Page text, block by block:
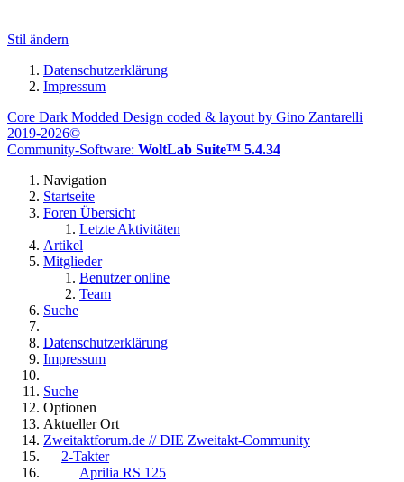
Stil ändern
Datenschutzerklärung
Impressum
Core Dark Modded Design coded & layout by Gino Zantarelli
2019-2026©
Community-Software: WoltLab Suite™ 5.4.34
Navigation
Startseite
Foren Übersicht
Letzte Aktivitäten
Artikel
Mitglieder
Benutzer online
Team
Suche
Datenschutzerklärung
Impressum
Suche
Optionen
Aktueller Ort
Zweitaktforum.de // DIE Zweitakt-Community
2-Takter
Aprilia RS 125